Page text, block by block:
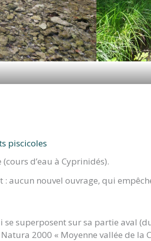
piscicoles
d’eau à Cyprinidés).
: aucun nouvel ouvrage, qui
superposent sur sa partie aval
2000 « Moyenne vallée de la